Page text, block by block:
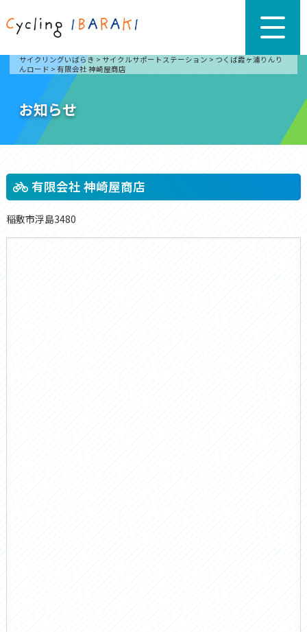
サイクリングいばらき > サイクルサポートステーション > つくば霞ヶ浦りんり
んロード > 有限会社 神崎屋商店
お知らせ
有限会社 神崎屋商店
稲敷市浮島3480